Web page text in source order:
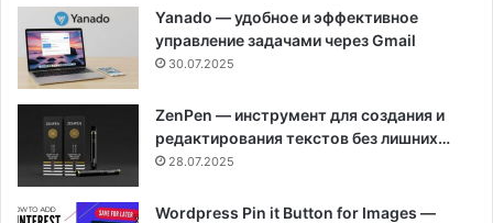
Yanado — удобное и эффективное
управление задачами через Gmail
30.07.2025
ZenPen — инструмент для создания и
редактирования текстов без лишних…
28.07.2025
Wordpress Pin it Button for Images —